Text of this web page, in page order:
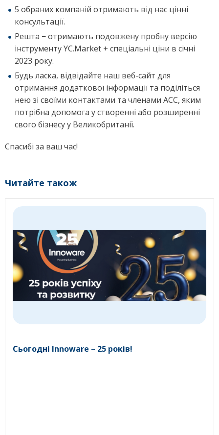
5 обраних компаній отримають від нас цінні
консультації.
Решта −отримають подовжену пробну версію
інструменту YC.Market + спеціальні ціни в січні
2023 року.
Будь ласка, відвідайте наш веб-сайт для
отримання додаткової інформації та поділіться
нею зі своїми контактами та членами ACC, яким
потрібна допомога у створенні або розширенні
свого бізнесу у Великобританії.
Спасибі за ваш час!
Читайте також
Сьогодні Innoware – 25 років!